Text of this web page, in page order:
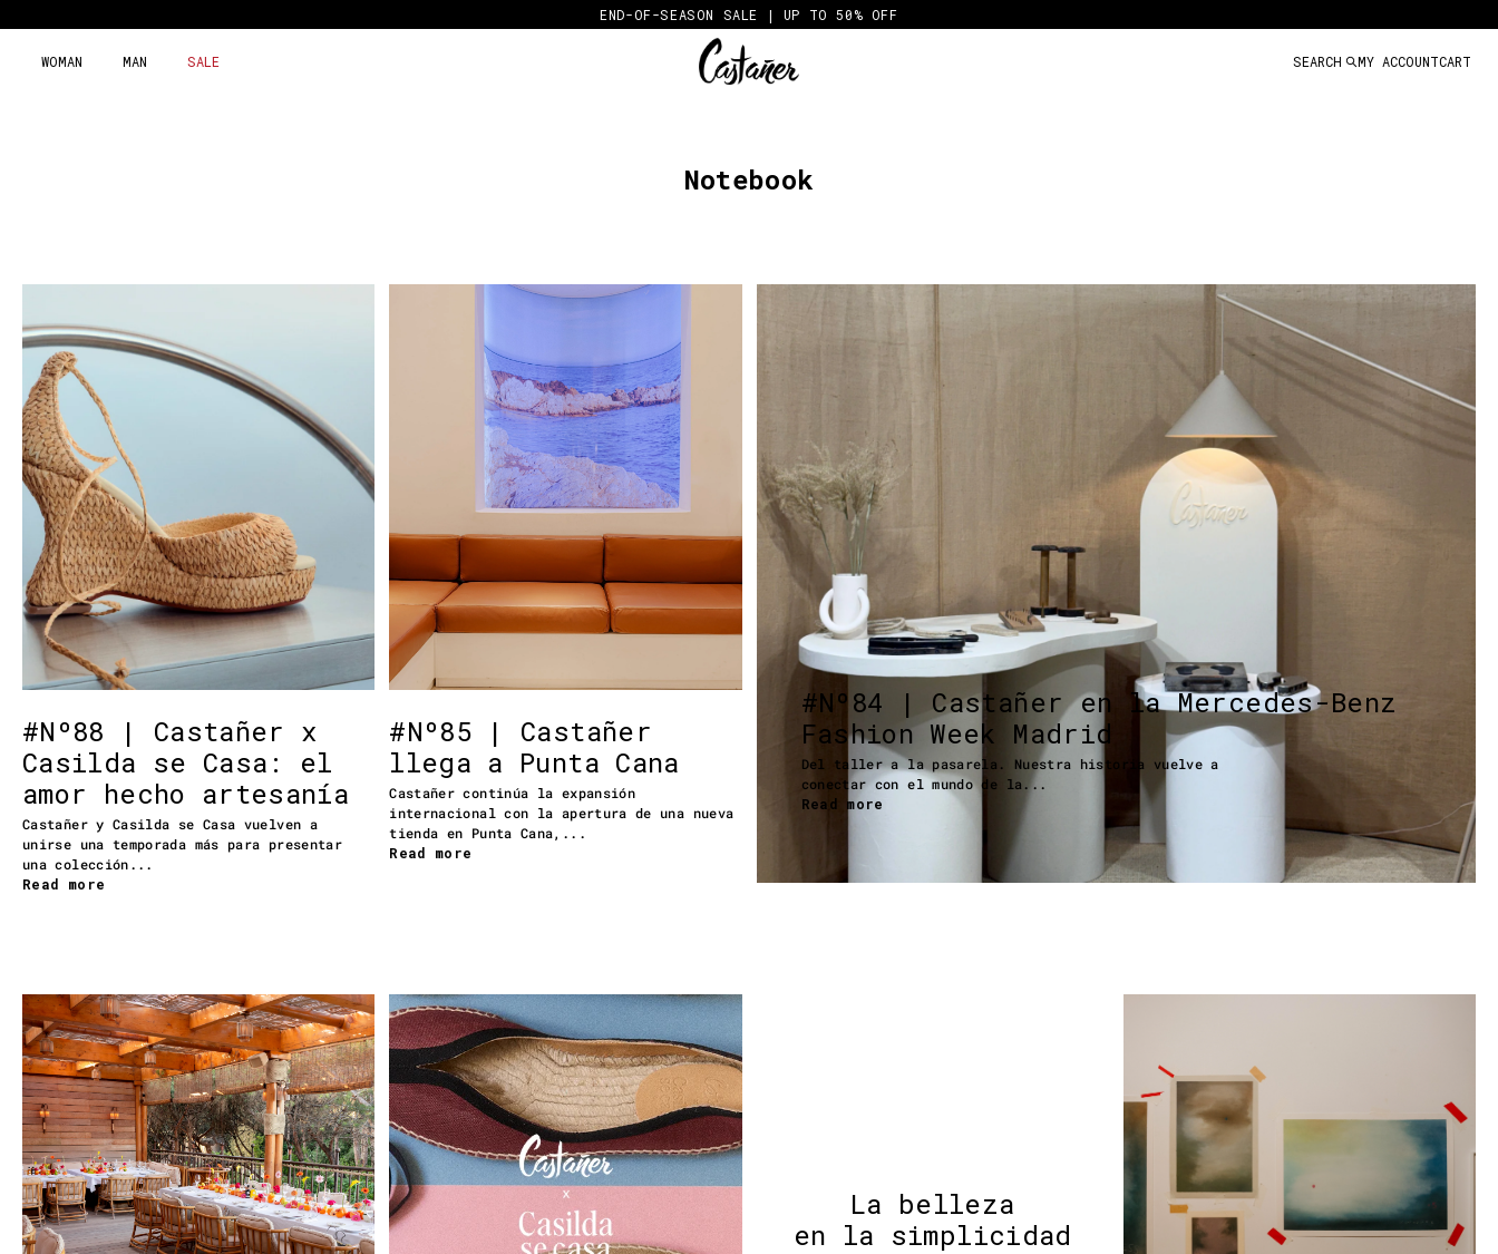
to
END-OF-SEASON SALE | UP TO 50% OFF
WOMAN MAN SALE SEARCH MY ACCOUNTCART
Notebook
#Nº88 | Castañer x
Casilda se Casa: el
amor hecho artesanía
Castañer y Casilda se Casa vuelven a
unirse una temporada más para presentar
una colección...
Read more
#Nº85 | Castañer
llega a Punta Cana
Castañer continúa la expansión
internacional con la apertura de una nueva
tienda en Punta Cana,...
Read more
#Nº84 | Castañer en la Mercedes-Benz
Fashion Week Madrid
Del taller a la pasarela. Nuestra historia vuelve a
conectar con el mundo de la...
Read more
La belleza
en la simplicidad